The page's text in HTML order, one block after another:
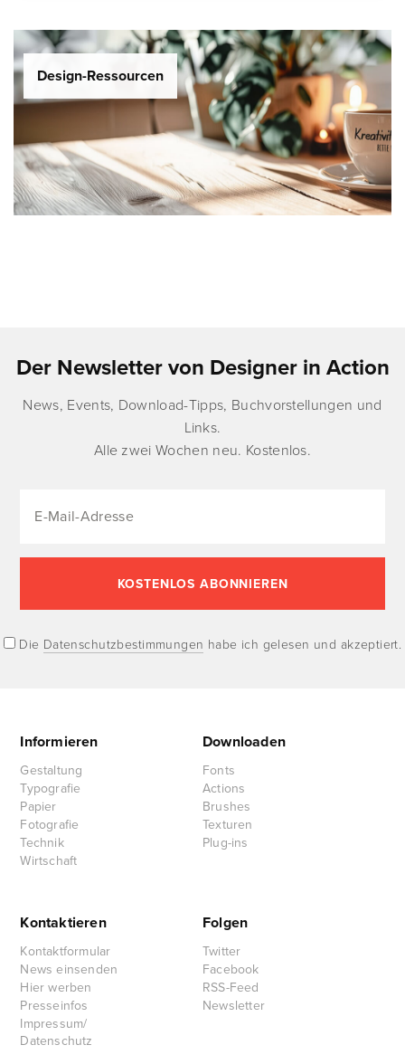
Design-Ressourcen
Der Newsletter von Designer in Action
News, Events, Download-Tipps, Buchvorstellungen und
Links.
Alle zwei Wochen neu. Kostenlos.
Die Datenschutzbestimmungen habe ich gelesen und akzeptiert.
Informieren
Gestaltung
Typografie
Papier
Fotografie
Technik
Wirtschaft
Downloaden
Fonts
Actions
Brushes
Texturen
Plug-ins
Kontaktieren
Kontaktformular
News einsenden
Hier werben
Presseinfos
Impressum/
Datenschutz
Folgen
Twitter
Facebook
RSS-Feed
Newsletter